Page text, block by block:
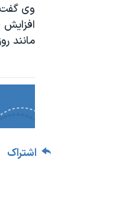
وی
مانند
اشتراک